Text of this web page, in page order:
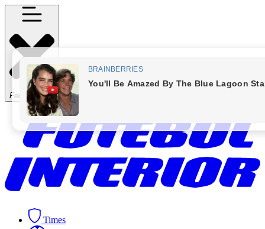
Fechar Menu
Times